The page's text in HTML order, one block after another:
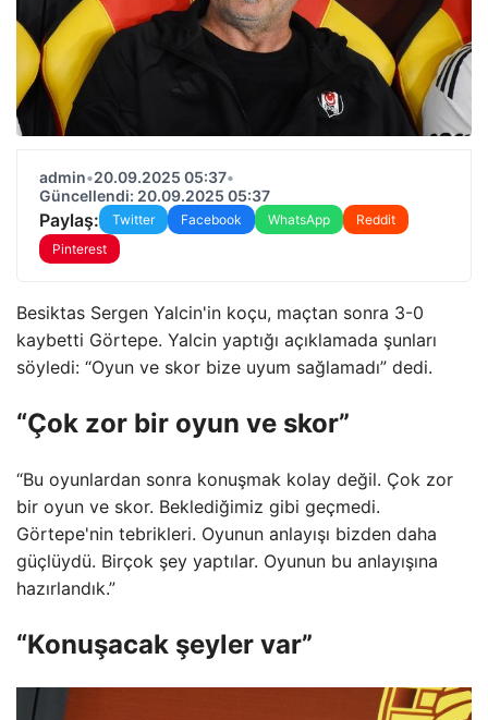
admin•20.09.2025 05:37•
Güncellendi: 20.09.2025 05:37
Paylaş: Twitter Facebook WhatsApp
Reddit
Pinterest
Besiktas Sergen Yalcin'in koçu, maçtan sonra 3-0
kaybetti Görtepe. Yalcin yaptığı açıklamada şunları
söyledi: “Oyun ve skor bize uyum sağlamadı” dedi.
“Çok zor bir oyun ve skor”
“Bu oyunlardan sonra konuşmak kolay değil. Çok zor
bir oyun ve skor. Beklediğimiz gibi geçmedi.
Görtepe'nin tebrikleri. Oyunun anlayışı bizden daha
güçlüydü. Birçok şey yaptılar. Oyunun bu anlayışına
hazırlandık.”
“Konuşacak şeyler var”